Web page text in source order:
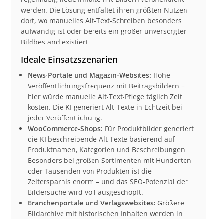
werden. Die Lösung entfaltet ihren größten Nutzen
dort, wo manuelles Alt-Text-Schreiben besonders
aufwändig ist oder bereits ein großer unversorgter
Bildbestand existiert.
Ideale Einsatzszenarien
News-Portale und Magazin-Websites: Hohe
Veröffentlichungsfrequenz mit Beitragsbildern –
hier würde manuelle Alt-Text-Pflege täglich Zeit
kosten. Die KI generiert Alt-Texte in Echtzeit bei
jeder Veröffentlichung.
WooCommerce-Shops: Für Produktbilder generiert
die KI beschreibende Alt-Texte basierend auf
Produktnamen, Kategorien und Beschreibungen.
Besonders bei großen Sortimenten mit Hunderten
oder Tausenden von Produkten ist die
Zeitersparnis enorm – und das SEO-Potenzial der
Bildersuche wird voll ausgeschöpft.
Branchenportale und Verlagswebsites: Größere
Bildarchive mit historischen Inhalten werden in